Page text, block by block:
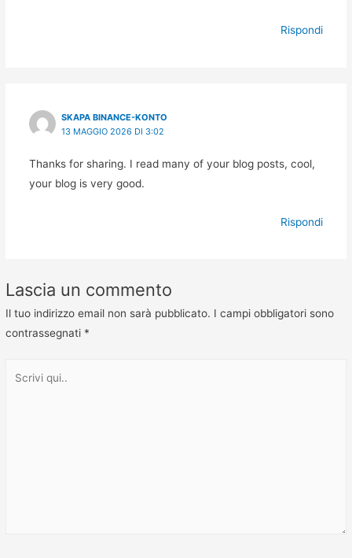
Rispondi
SKAPA BINANCE-KONTO
13 MAGGIO 2026 DI 3:02
Thanks for sharing. I read many of your blog posts, cool,
your blog is very good.
Rispondi
Lascia un commento
Il tuo indirizzo email non sarà pubblicato. I campi obbligatori sono
contrassegnati *